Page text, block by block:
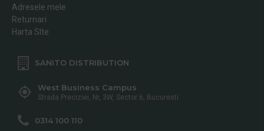
Adresele mele
Returnari
Harta SIte
SANITO DISTRIBUTION
West Business Campus
Strada Preciziei, Nr, 3W, Sector 6, Bucuresti
0314 100 110